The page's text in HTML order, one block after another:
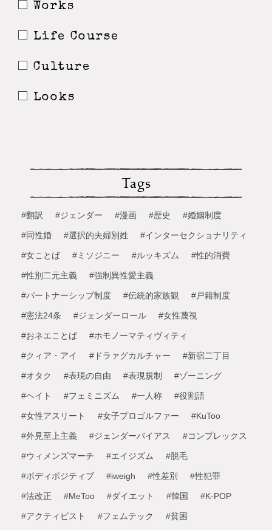
Works
Life Course
Culture
Looks
Tags
#翻訳 #ジェンダー #漫画 #歴史 #婚姻制度
#同性婚 #選択的夫婦別姓 #インターセクショナリティ
#女ことば #ミソジニー #ルッキズム #性的消費
#性別二元主義 #強制異性愛主義
#パートナーシップ制度 #伝統的家族観 #戸籍制度
#憲法24条 #ジェンダーロール #女性蔑視
#おネエことば #ホモノーマティヴィティ
#クィア・アイ #ドラァグカルチャー #新宿二丁目
#オタク #表現の自由 #表現規制 #ゾーニング
#ヘイト #フェミニズム #一人称 #役割語
#女性アスリート #女子プロゴルファー #KuToo
#外見至上主義 #ジェンダーバイアス #コンプレックス
#ウィメンズマーチ #エイジズム #脱毛
#ボディポジティブ #iweigh #性差別 #性犯罪
#法改正 #MeToo #ダイエット #韓国 #K-POP
#アクティビスト #フェムテック #貧困